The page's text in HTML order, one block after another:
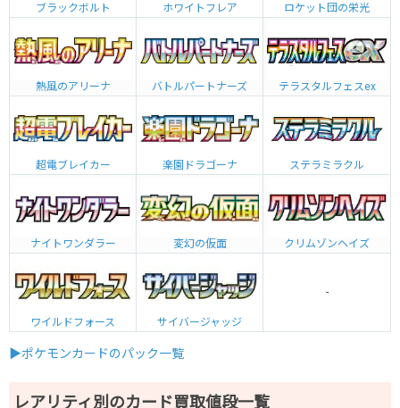
ブラックボルト ホワイトフレア ロケット団の栄光
熱風のアリーナ バトルパートナーズ テラスタルフェスex
超電ブレイカー 楽園ドラゴーナ ステラミラクル
ナイトワンダラー 変幻の仮面 クリムゾンヘイズ
ワイルドフォース サイバージャッジ
-
▶ポケモンカードのパック一覧
レアリティ別のカード買取値段一覧